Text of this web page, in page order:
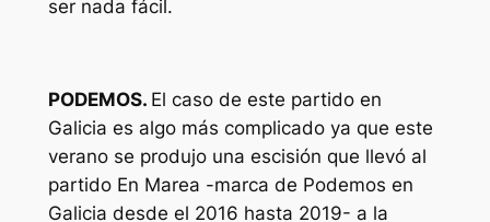
ser nada fácil.
PODEMOS. El caso de este partido en
Galicia es algo más complicado ya que este
verano se produjo una escisión que llevó al
partido En Marea -marca de Podemos en
Galicia desde el 2016 hasta 2019- a la